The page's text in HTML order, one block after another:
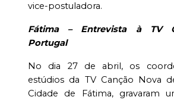
vice-postuladora.
Fátima – Entrevista à TV
Portugal
No dia 27 de abril, os
estúdios da TV Canção Nova
Cidade de Fátima, gravaram